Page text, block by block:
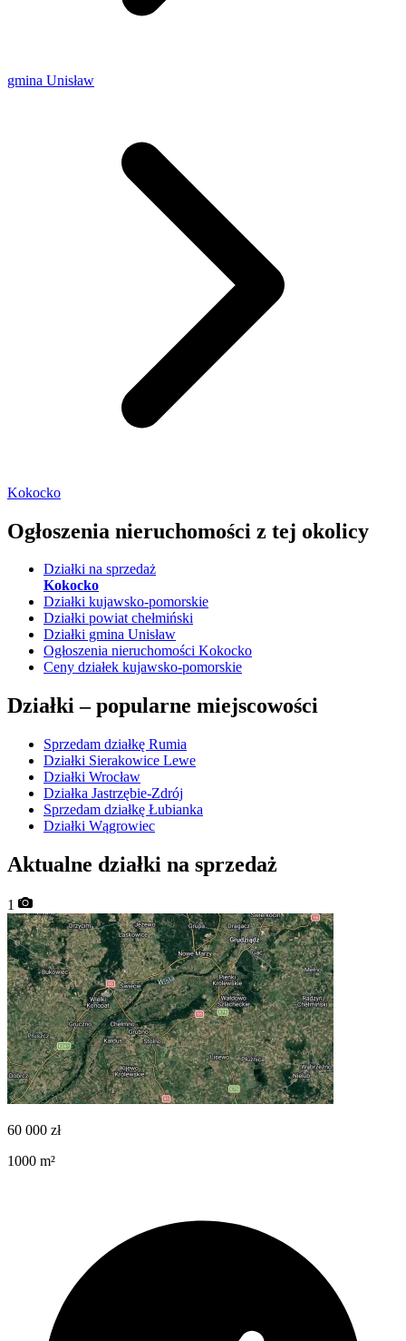
gmina Unisław
Kokocko
Ogłoszenia nieruchomości z tej okolicy
Działki na sprzedaż
Kokocko
Działki kujawsko-pomorskie
Działki powiat chełmiński
Działki gmina Unisław
Ogłoszenia nieruchomości Kokocko
Ceny działek kujawsko-pomorskie
Działki –popularne miejscowości
Sprzedam działkę Rumia
Działki Sierakowice Lewe
Działki Wrocław
Działka Jastrzębie-Zdrój
Sprzedam działkę Łubianka
Działki Wągrowiec
Aktualne działki na sprzedaż
1
60 000 zł
1000 m²